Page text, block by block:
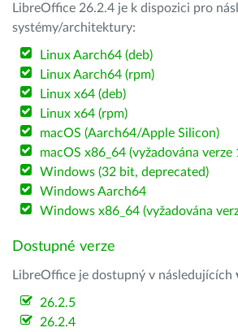
LibreOffice 26.2.4 je k dispozici pro
systémy/architektury:
Linux Aarch64 (deb)
Linux Aarch64 (rpm)
Linux x64 (deb)
Linux x64 (rpm)
macOS (Aarch64/Apple Silicon)
macOS x86_64 (vyžadována
Windows (32 bit, deprecated)
Windows Aarch64
Windows x86_64 (vyžadována
Dostupné verze
LibreOffice je dostupný v následujících
26.2.5
26.2.4